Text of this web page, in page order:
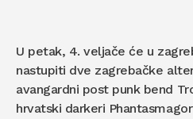
U petak, 4. veljače će u
nastupiti dve zagrebačke
avangardni post punk bend
hrvatski darkeri